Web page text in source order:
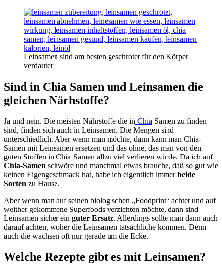
Leinsamen sind am besten geschrotet für den Körper
verdauter
Sind in Chia Samen und Leinsamen die
gleichen Närhstoffe?
Ja und nein. Die meisten Nährstoffe die in Chia Samen zu finden
sind, finden sich auch in Leinsamen. Die Mengen sind
unterschiedlich. Aber wenn man möchte, dann kann man Chia-
Samen mit Leinsamen ersetzen und das ohne, das man von den
guten Stoffen in Chia-Samen allzu viel verlieren würde. Da ich auf
Chia-Samen schwöre und manchmal etwas brauche, daß so gut wie
keinen Eigengeschmack hat, habe ich eigentlich immerbeide
Sorten zu Hause.
Aber wenn man auf seinen biologischen „Foodprint“ achtet und auf
weither gekommene Superfoods verzichten möchte, dann sind
Leinsamen sicher ein guter Ersatz. Allerdings sollte man dann auch
darauf achten, woher die Leinsamen tatsächliche kommen. Denn
auch die wachsen oft nur gerade um die Ecke.
Welche Rezepte gibt es mit Leinsamen?